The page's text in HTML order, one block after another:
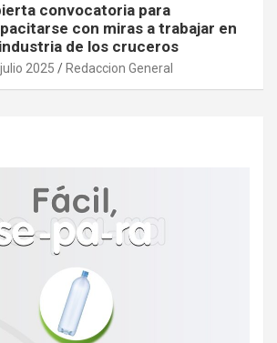
convocatoria para
con miras a trabajar en
de los cruceros
2025 Redaccion General